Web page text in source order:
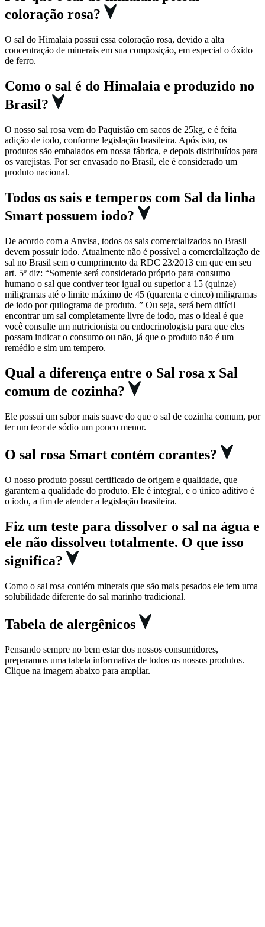
coloração rosa?
O sal do Himalaia possui essa coloração rosa, devido a alta
concentração de minerais em sua composição, em especial o óxido
de ferro.
Como o sal é do Himalaia e produzido no
Brasil?
O nosso sal rosa vem do Paquistão em sacos de 25kg, e é feita
adição de iodo, conforme legislação brasileira. Após isto, os
produtos são embalados em nossa fábrica, e depois distribuídos para
os varejistas. Por ser envasado no Brasil, ele é considerado um
produto nacional.
Todos os sais e temperos com Sal da linha
Smart possuem iodo?
De acordo com a Anvisa, todos os sais comercializados no Brasil
devem possuir iodo. Atualmente não é possível a comercialização de
sal no Brasil sem o cumprimento da RDC 23/2013 em que em seu
art. 5º diz: “Somente será considerado próprio para consumo
humano o sal que contiver teor igual ou superior a 15 (quinze)
miligramas até o limite máximo de 45 (quarenta e cinco) miligramas
de iodo por quilograma de produto. ” Ou seja, será bem difícil
encontrar um sal completamente livre de iodo, mas o ideal é que
você consulte um nutricionista ou endocrinologista para que eles
possam indicar o consumo ou não, já que o produto não é um
remédio e sim um tempero.
Qual a diferença entre o Sal rosa x Sal
comum de cozinha?
Ele possui um sabor mais suave do que o sal de cozinha comum, por
ter um teor de sódio um pouco menor.
O sal rosa Smart contém corantes?
O nosso produto possui certificado de origem e qualidade, que
garantem a qualidade do produto. Ele é integral, e o único aditivo é
o iodo, a fim de atender a legislação brasileira.
Fiz um teste para dissolver o sal na água e
ele não dissolveu totalmente. O que isso
significa?
Como o sal rosa contém minerais que são mais pesados ele tem uma
solubilidade diferente do sal marinho tradicional.
Tabela de alergênicos
Pensando sempre no bem estar dos nossos consumidores,
preparamos uma tabela informativa de todos os nossos produtos.
Clique na imagem abaixo para ampliar.